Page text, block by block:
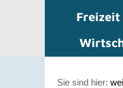
Freizeit
Sie sind hier: